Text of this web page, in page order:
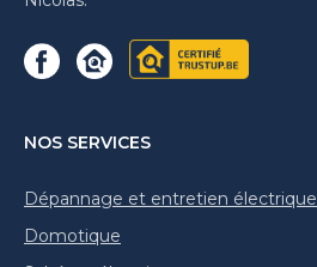
NOS SERVICES
Dépannage et entretien électrique
Domotique